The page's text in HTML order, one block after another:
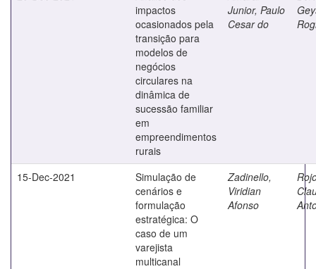
impactos
ocasionados pela
transição para
modelos de
negócios
circulares na
dinâmica de
sucessão familiar
em
empreendimentos
rurais
Junior, Paulo
Cesar do
15-Dec-2021
Simulação de
cenários e
formulação
estratégica: O
caso de um
varejista
multicanal
Zadinello,
Viridian
Afonso